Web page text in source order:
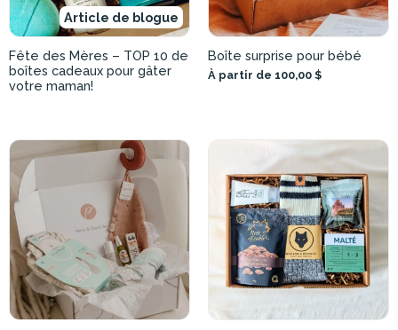
Article de blogue
Fête des Mères – TOP 10 de
boîtes cadeaux pour gâter
votre maman!
Boîte surprise pour bébé
À partir de 100,00 $